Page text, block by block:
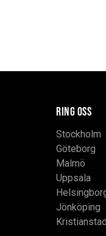
RING OSS
Stockholm
Göteborg
Malmö
Uppsala
Jönköping
Kristianstad